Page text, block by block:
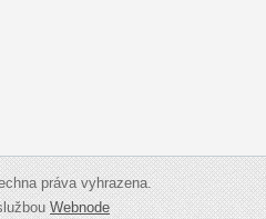
práva vyhrazena.
Webnode